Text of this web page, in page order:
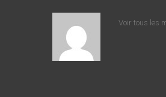
Voir tous les